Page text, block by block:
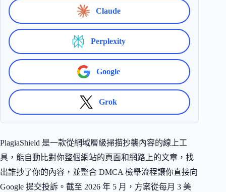
Claude
Perplexity
Google
Grok
PlagiaShield 是一款從網域層級掃描抄襲內容的線上工
具，能自動比對你整個網站的頁面和網路上的文章，找
出誰抄了你的內容，並整合 DMCA 檢舉流程讓你直接向
Google 提交投訴。截至 2026 年 5 月，方案從每月 3 美